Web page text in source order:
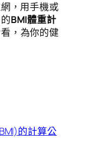
，用手機或
BMI體重計
，為你的健
的計算公